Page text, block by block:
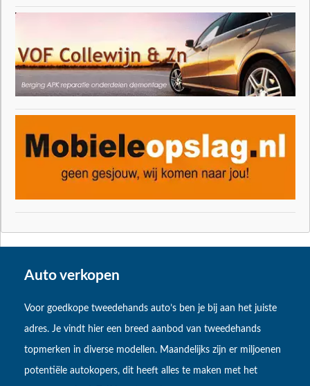
Auto verkopen
Voor goedkope tweedehands auto’s ben je bij aan het juiste
adres. Je vindt hier een breed aanbod van tweedehands
topmerken in diverse modellen. Maandelijks zijn er miljoenen
potentiële autokopers, dit heeft alles te maken met het